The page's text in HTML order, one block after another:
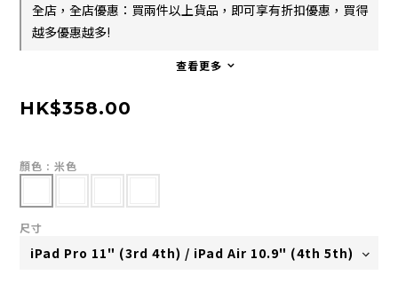
全店，全店優惠：買兩件以上貨品，即可享有折扣優惠，買得
越多優惠越多!
查看更多
HK$358.00
顏色 : 米色
尺寸